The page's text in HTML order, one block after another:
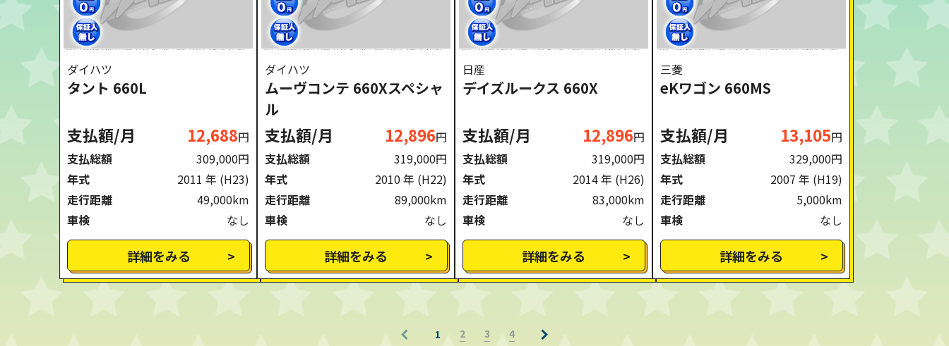
ダイハツ
タント 660L
支払額/月 12,688円
支払総額
309,000円
年式
2011 年 (H23)
走行距離
49,000km
車検
なし
詳細をみる
ダイハツ
ムーヴコンテ 660Xスペシャ
ル
支払額/月 12,896円
支払総額
319,000円
年式
2010 年 (H22)
走行距離
89,000km
車検
なし
詳細をみる
日産
デイズルークス 660X
支払額/月 12,896円
支払総額
319,000円
年式
2014 年 (H26)
走行距離
83,000km
車検
なし
詳細をみる
三菱
eKワゴン 660MS
支払額/月 13,105円
支払総額
329,000円
年式
2007 年 (H19)
走行距離
5,000km
車検
なし
詳細をみる
1 2 3 4